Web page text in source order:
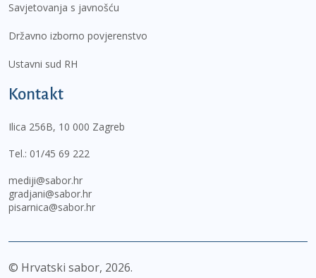
Savjetovanja s javnošću
Državno izborno povjerenstvo
Ustavni sud RH
Kontakt
Ilica 256B, 10 000 Zagreb
Tel.: 01/45 69 222
mediji@sabor.hr
gradjani@sabor.hr
pisarnica@sabor.hr
© Hrvatski sabor, 2026